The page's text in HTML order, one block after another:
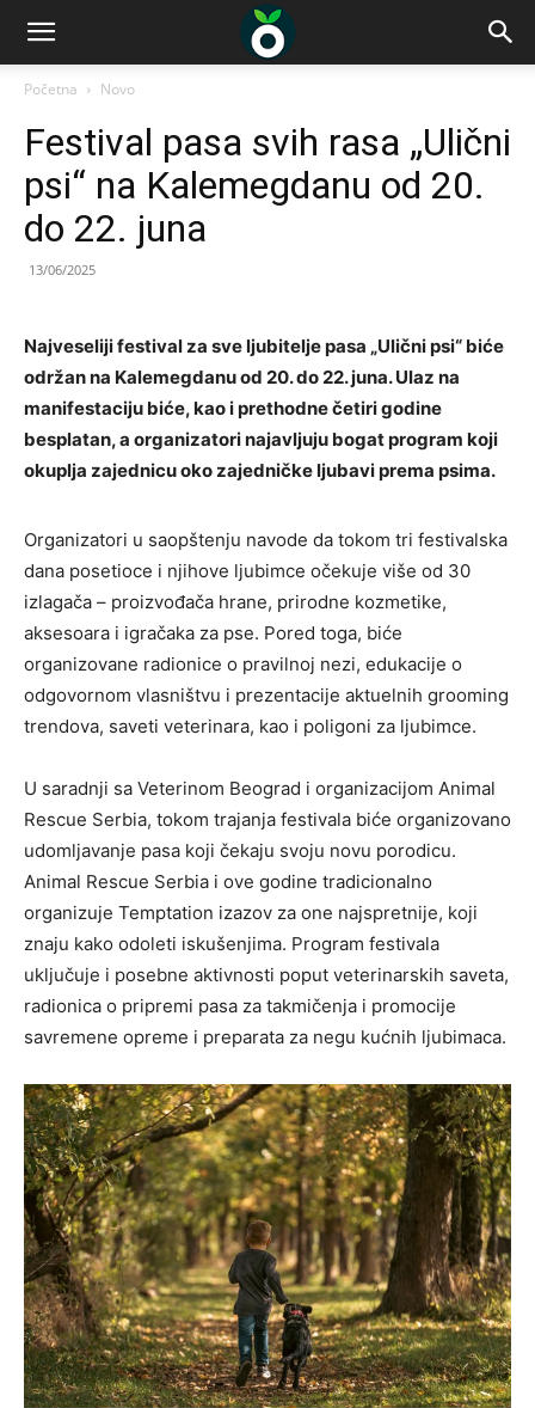
Početna Novo
Festival pasa svih rasa „Ulični
psi“ na Kalemegdanu od 20.
do 22. juna
13/06/2025
Najveseliji festival za sve ljubitelje pasa „Ulični psi“ biće
održan na Kalemegdanu od 20. do 22. juna. Ulaz na
manifestaciju biće, kao i prethodne četiri godine
besplatan, a organizatori najavljuju bogat program koji
okuplja zajednicu oko zajedničke ljubavi prema psima.
Organizatori u saopštenju navode da tokom tri festivalska
dana posetioce i njihove ljubimce očekuje više od 30
izlagača – proizvođača hrane, prirodne kozmetike,
aksesoara i igračaka za pse. Pored toga, biće
organizovane radionice o pravilnoj nezi, edukacije o
odgovornom vlasništvu i prezentacije aktuelnih grooming
trendova, saveti veterinara, kao i poligoni za ljubimce.
U saradnji sa Veterinom Beograd i organizacijom Animal
Rescue Serbia, tokom trajanja festivala biće organizovano
udomljavanje pasa koji čekaju svoju novu porodicu.
Animal Rescue Serbia i ove godine tradicionalno
organizuje Temptation izazov za one najspretnije, koji
znaju kako odoleti iskušenjima. Program festivala
uključuje i posebne aktivnosti poput veterinarskih saveta,
radionica o pripremi pasa za takmičenja i promocije
savremene opreme i preparata za negu kućnih ljubimaca.